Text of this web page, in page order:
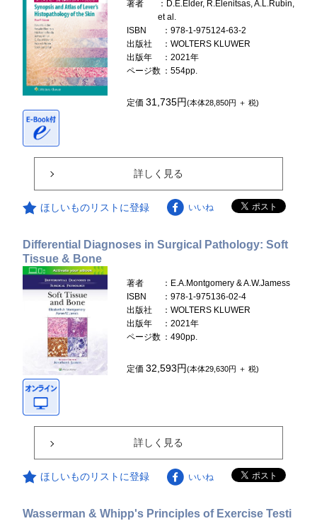
著者
：D.E.Elder, R.Elenitsas, A.L.Rubin,
et al.
ISBN
：978-1-975124-63-2
出版社
：WOLTERS KLUWER
出版年
：2021年
ページ数 ：554pp.
定価31,735円(本体28,850円 ＋ 税)
詳しく見る
ほしいものリストに登録 いいね
Differential Diagnoses in Surgical Pathology: Soft
Tissue & Bone
著者
：E.A.Montgomery & A.W.Jamess
ISBN
：978-1-975136-02-4
出版社
：WOLTERS KLUWER
出版年
：2021年
ページ数 ：490pp.
定価32,593円(本体29,630円 ＋ 税)
詳しく見る
ほしいものリストに登録 いいね
Wasserman & Whipp's Principles of Exercise Testi